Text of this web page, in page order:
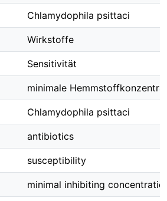
Chlamydophila psittaci
Wirkstoffe
Sensitivität
minimale
Chlamydophila psittaci
antibiotics
susceptibility
minimal inhibiting